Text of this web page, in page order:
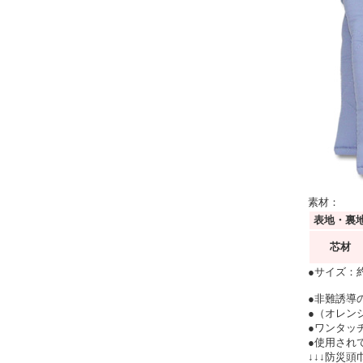
素材：
表地・裏
芯材
●サイズ：
●非難誘導
●（オレン
●ワンタッ
●使用され
↓↓↓防災頭